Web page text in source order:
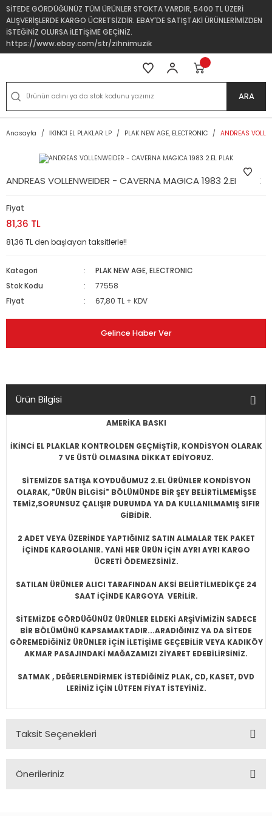
SİTEDE GÖRDÜĞÜNÜZ TÜM ÜRÜNLER STOKTA VARDIR, 5400 TL ÜZERİ
ALIŞVERİŞLERDE KARGO ÜCRETSİZDİR. EBAY'DE SATIŞTAKİ ÜRÜNLERİMİZDEN
İSTEĞİNİZ OLURSA İLETİŞİME GEÇİNİZ.
https://www.ebay.com/str/zihnimuzik
ARA
Anasayfa İKİNCİ EL PLAKLAR LP PLAK NEW AGE, ELECTRONIC ANDREAS
ANDREAS VOLLENWEIDER - CAVERNA MAGICA 1983 2.EL PLAK
Fiyat
81,36 TL
81,36 TL den başlayan taksitlerle!!
Kategori
PLAK NEW AGE, ELECTRONIC
Stok Kodu
77558
Fiyat
67,80 TL + KDV
Gelince Haber Ver
Ürün Bilgisi
AMERİKA BASKI
İKİNCİ EL PLAKLAR KONTROLDEN GEÇMİŞTİR, KONDİSYON OLARAK
7 VE ÜSTÜ OLMASINA DİKKAT EDİYORUZ.
SİTEMİZDE SATIŞA KOYDUĞUMUZ 2.EL ÜRÜNLER KONDİSYON
OLARAK, "ÜRÜN BİLGİSİ" BÖLÜMÜNDE BİR ŞEY BELİRTİLMEMİŞSE
TEMİZ,SORUNSUZ ÇALIŞIR DURUMDA YA DA KULLANILMAMIŞ SIFIR
GİBİDİR.
2 ADET VEYA ÜZERİNDE YAPTIĞINIZ SATIN ALMALAR TEK PAKET
İÇİNDE KARGOLANIR. YANİ HER ÜRÜN İÇİN AYRI AYRI KARGO
ÜCRETİ ÖDEMEZSİNİZ.
SATILAN ÜRÜNLER ALICI TARAFINDAN AKSİ BELİRTİLMEDİKÇE 24
SAAT İÇİNDE KARGOYA VERİLİR.
SİTEMİZDE GÖRDÜĞÜNÜZ ÜRÜNLER ELDEKİ ARŞİVİMİZİN SADECE
BİR BÖLÜMÜNÜ KAPSAMAKTADIR...ARADIĞINIZ YA DA SİTEDE
GÖREMEDİĞİNİZ ÜRÜNLER İÇİN İLETİŞİME GEÇEBİLİR VEYA KADIKÖY
AKMAR PASAJINDAKİ MAĞAZAMIZI ZİYARET EDEBİLİRSİNİZ.
SATMAK , DEĞERLENDİRMEK İSTEDİĞİNİZ PLAK, CD, KASET, DVD
LERİNİZ İÇİN LÜTFEN FİYAT İSTEYİNİZ.
Taksit Seçenekleri
Önerileriniz